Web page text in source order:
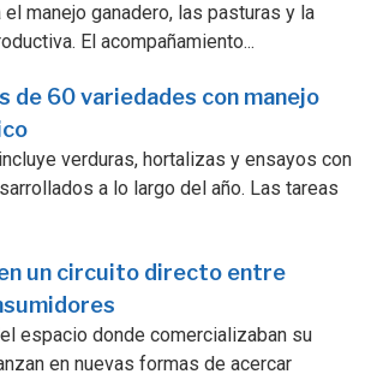
manejo ganadero, las pasturas y la
El acompañamiento...
de 60 variedades con manejo
verduras, hortalizas y ensayos con
a lo largo del año. Las tareas
un circuito directo entre
espacio donde comercializaban su
en nuevas formas de acercar